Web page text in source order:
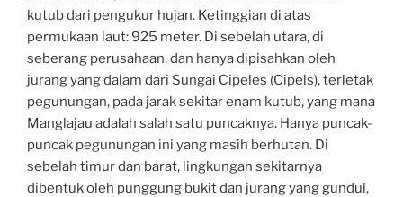
kutub dari pengukur hujan. Ketinggian di atas
permukaan laut: 925 meter. Di sebelah utara, di
seberang perusahaan, dan hanya dipisahkan oleh
jurang yang dalam dari Sungai Cipeles (Cipels), terletak
pegunungan, pada jarak sekitar enam kutub, yang mana
Manglajau adalah salah satu puncaknya. Hanya puncak-
puncak pegunungan ini yang masih berhutan. Di
sebelah timur dan barat, lingkungan sekitarnya
dibentuk oleh punggung bukit dan jurang yang gundul,